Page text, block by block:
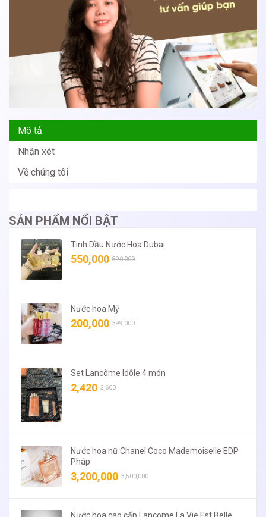
Mô tả
Nhận xét
Về chúng tôi
SẢN PHẨM NỔI BẬT
Tinh Dầu Nước Hoa Dubai
550,000 890,000
Nước hoa Mỹ
200,000 399,000
Set Lancôme Idôle 4 món
2,420 2,600
Nước hoa nữ Chanel Coco Mademoiselle EDP
Pháp
3,200,000 3,500,000